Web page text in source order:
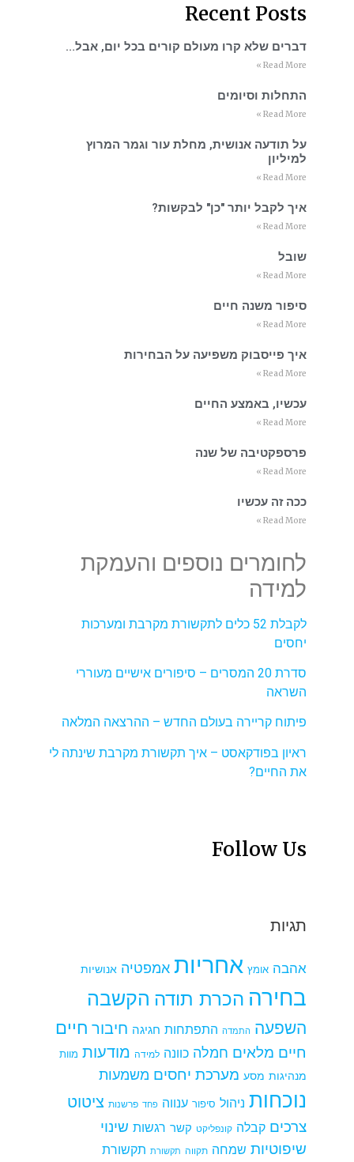
Recent Posts
דברים שלא קרו מעולם קורים בכל יום, אבל…
Read More »
התחלות וסיומים
Read More »
על תודעה אנושית, מחלת עור וגמר המרוץ
למיליון
Read More »
איך לקבל יותר "כן" לבקשות?
Read More »
שובל
Read More »
סיפור משנה חיים
Read More »
איך פייסבוק משפיעה על הבחירות
Read More »
עכשיו, באמצע החיים
Read More »
פרספקטיבה של שנה
Read More »
ככה זה עכשיו
Read More »
לחומרים נוספים והעמקת
למידה
לקבלת 52 כלים לתקשורת מקרבת ומערכות
יחסים
סדרת 20 המסרים – סיפורים אישיים מעוררי
השראה
פיתוח קריירה בעולם החדש – ההרצאה המלאה
ראיון בפודקאסט – איך תקשורת מקרבת שינתה לי
את החיים?
Follow Us
תגיות
אהבה אומץ אחריות אמפטיה אנושיות
בחירה הכרת תודה הקשבה
השפעה התמדה התפתחות חגיגה חיבור חיים
חיים מלאים חמלה כוונה למידה מודעות מוות
מנהיגות מסע מערכת יחסים משמעות
נוכחות ניהול סיפור ענווה פחד פרשנות ציטוט
צרכים קבלה קונפליקט קשר רגשות שינוי
שיפוטיות שמחה תקווה תקשורת תקשורת